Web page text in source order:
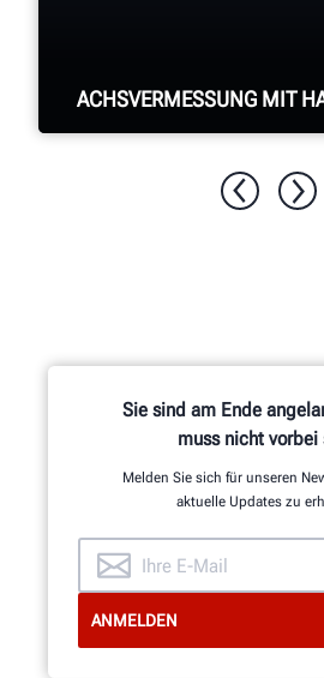
ACHSVERMESSUNG MIT
MEHR
Sie sind am Ende
muss nicht vorbei
Melden Sie sich für unseren
aktuelle Updates zu